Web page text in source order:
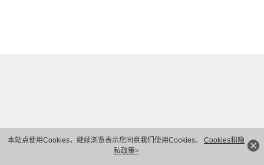
本站点使用Cookies，继续浏览表示您同意我们使用Cookies。 Cookies和隐
私政策>